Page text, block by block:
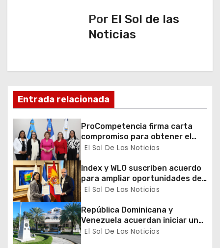
i
ó
n
d
e
e
n
t
r
Por El Sol de las
Noticias
Entrada relacionada
ProCompetencia firma carta
compromiso para obtener el
Sello Igualando RD para el
El Sol De Las Noticias
Index y WLO suscriben acuerdo
para ampliar oportunidades de
formación de dominicanos en el
El Sol De Las Noticias
República Dominicana y
Venezuela acuerdan iniciar un
proceso de normalización
El Sol De Las Noticias